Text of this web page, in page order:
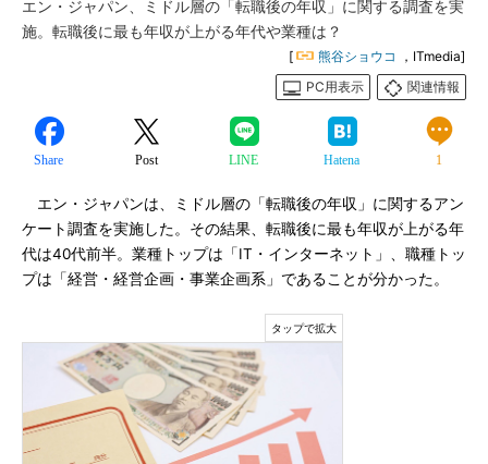
エン・ジャパン、ミドル層の「転職後の年収」に関する調査を実
施。転職後に最も年収が上がる年代や業種は？
[ 熊谷ショウコ
，ITmedia]
PC用表示
関連情報
Share Post LINE Hatena 1
エン・ジャパンは、ミドル層の「転職後の年収」に関するアン
ケート調査を実施した。その結果、転職後に最も年収が上がる年
代は40代前半。業種トップは「IT・インターネット」、職種トッ
プは「経営・経営企画・事業企画系」であることが分かった。